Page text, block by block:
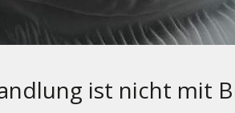
ist nicht mit